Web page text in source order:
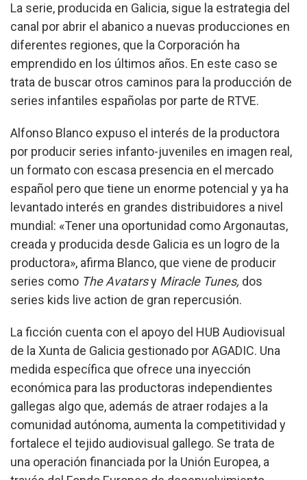
La serie, producida en Galicia, sigue la estrategia del
canal por abrir el abanico a nuevas producciones en
diferentes regiones, que la Corporación ha
emprendido en los últimos años. En este caso se
trata de buscar otros caminos para la producción de
series infantiles españolas por parte de RTVE.
Alfonso Blanco expuso el interés de la productora
por producir series infanto-juveniles en imagen real,
un formato con escasa presencia en el mercado
español pero que tiene un enorme potencial y ya ha
levantado interés en grandes distribuidores a nivel
mundial: «Tener una oportunidad como Argonautas,
creada y producida desde Galicia es un logro de la
productora», afirma Blanco, que viene de producir
series como The Avatarsy Miracle Tunes, dos
series kids live action de gran repercusión.
La ficción cuenta con el apoyo del HUB Audiovisual
de la Xunta de Galicia gestionado por AGADIC. Una
medida específica que ofrece una inyección
económica para las productoras independientes
gallegas algo que, además de atraer rodajes a la
comunidad autónoma, aumenta la competitividad y
fortalece el tejido audiovisual gallego. Se trata de
una operación financiada por la Unión Europea, a